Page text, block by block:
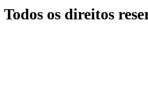
Todos os direitos